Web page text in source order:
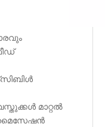
മാറ്റൽ